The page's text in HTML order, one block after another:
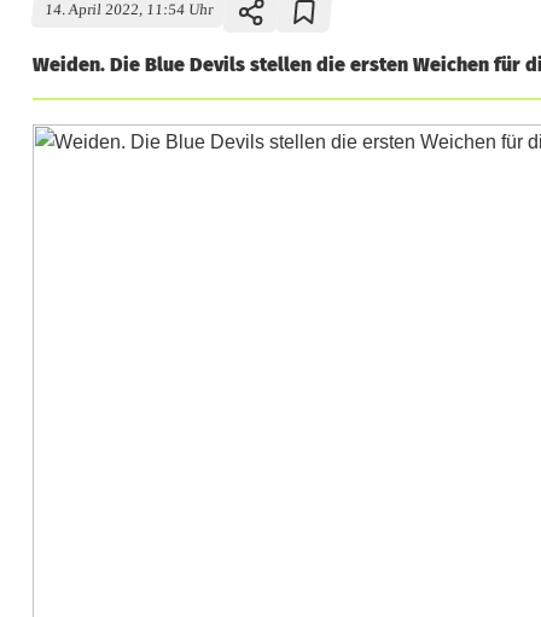
14. April 2022, 11:54 Uhr
Weiden. Die Blue Devils stellen die ersten Weichen für